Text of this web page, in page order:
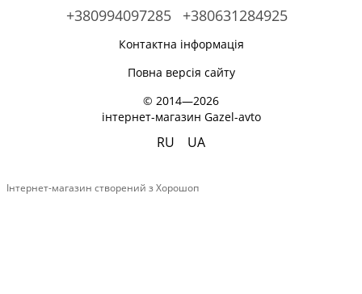
+380994097285
+380631284925
Контактна інформація
Повна версія сайту
© 2014—2026
інтернет-магазин Gazel-avto
RU UA
Інтернет-магазин створений з Хорошоп